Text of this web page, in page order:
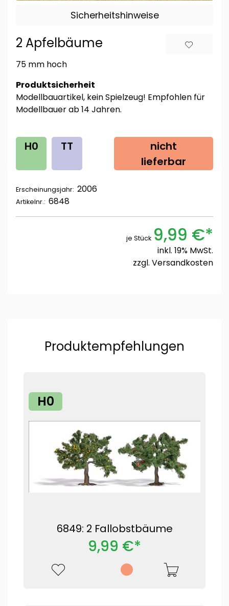
Sicherheitshinweise
2 Apfelbäume
75 mm hoch
Produktsicherheit
Modellbauartikel, kein Spielzeug! Empfohlen für
Modellbauer ab 14 Jahren.
H0 TT
nicht
lieferbar
Erscheinungsjahr: 2006
Artikelnr.: 6848
je Stück 9,99 €*
inkl. 19% MwSt.
zzgl. Versandkosten
Produktempfehlungen
H0
6849: 2 Fallobstbäume
9,99 €*